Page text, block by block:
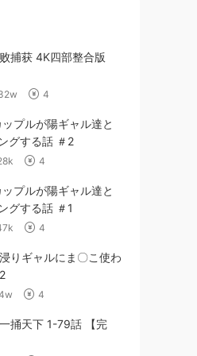
捕获 4K四部整合版
4
プルが陽ギャル達と
グする話 ＃2
4
プルが陽ギャル達と
グする話 ＃1
4
りギャルにま〇こ使わ
4
捅天下 1-79話 【完